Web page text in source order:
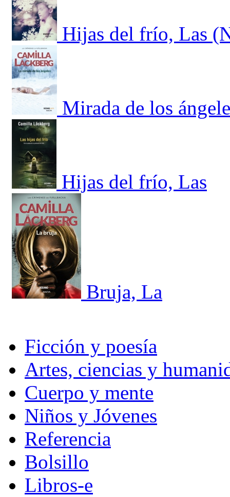
Hijas del frío, Las
Mirada de los
Hijas del frío, Las
Bruja, La
Ficción y poesía
Artes, ciencias y
Cuerpo y mente
Niños y Jóvenes
Referencia
Bolsillo
Libros-e